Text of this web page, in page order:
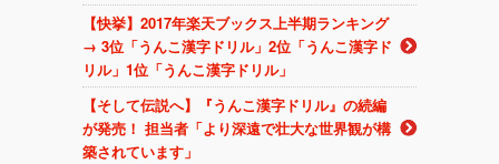
【快挙】2017年楽天ブックス上半期ランキング
→ 3位「うんこ漢字ドリル」2位「うんこ漢字ド
リル」1位「うんこ漢字ドリル」
【そして伝説へ】『うんこ漢字ドリル』の続編
が発売！ 担当者「より深遠で壮大な世界観が構
築されています」